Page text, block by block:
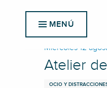
MENÚ
Inicio Atelier
Miércoles 12
Atelier
OCIO Y